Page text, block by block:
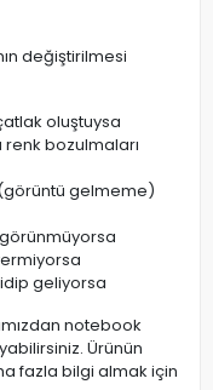
değiştirilmesi
oluştuysa
bozulmaları
gelmeme)
görünmüyorsa
geliyorsa
notebook
Ürünün
fazla bilgi almak için